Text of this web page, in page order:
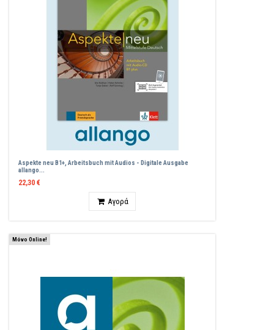
Aspekte neu B1+, Arbeitsbuch mit Audios - Digitale Ausgabe
allango...
22,30 €
Αγορά
Μόνο Online!